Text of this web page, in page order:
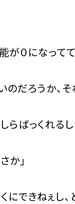
が０になって
だろうか、そ
らばっくれるし
か」
にできねぇし